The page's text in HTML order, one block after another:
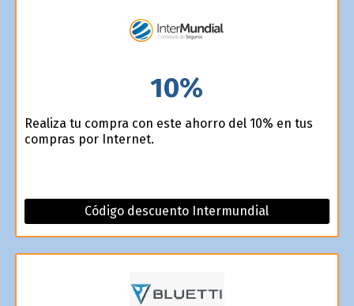
10%
Realiza tu compra con este ahorro del 10% en tus
compras por Internet.
Código descuento Intermundial